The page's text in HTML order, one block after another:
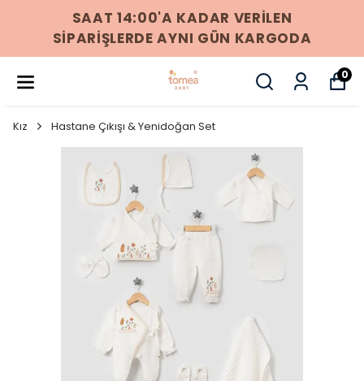
256 BIT SSL SERTIFIKASI ILE %100
GÜVENLI ÖDEME
0
Kız Hastane Çıkışı & Yenidoğan Set